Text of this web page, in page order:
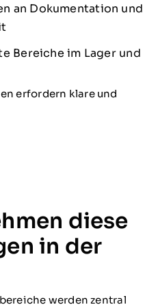
an Dokumentation und
Bereiche im Lager und
erfordern klare und
diese
in der
werden zentral